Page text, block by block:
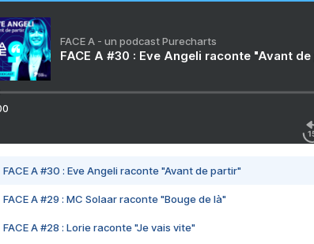
FACE A - un podcast Purecharts
FACE A #30 : Eve Angeli raconte "Avant
FACE A #30 : Eve Angeli raconte "Avant de partir"
FACE A #29 : MC Solaar raconte "Bouge de là"
FACE A #28 : Lorie raconte "Je vais vite"